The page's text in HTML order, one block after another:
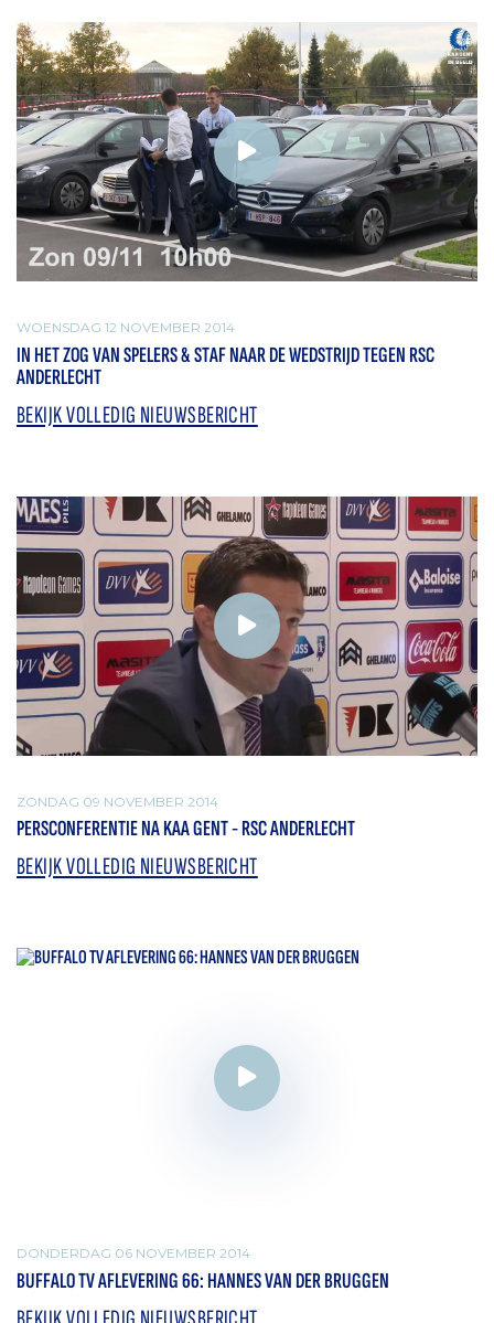
WOENSDAG 12 NOVEMBER 2014
IN HET ZOG VAN SPELERS & STAF NAAR DE WEDSTRIJD TEGEN RSC
ANDERLECHT
BEKIJK VOLLEDIG NIEUWSBERICHT
ZONDAG 09 NOVEMBER 2014
PERSCONFERENTIE NA KAA GENT - RSC ANDERLECHT
BEKIJK VOLLEDIG NIEUWSBERICHT
DONDERDAG 06 NOVEMBER 2014
BUFFALO TV AFLEVERING 66: HANNES VAN DER BRUGGEN